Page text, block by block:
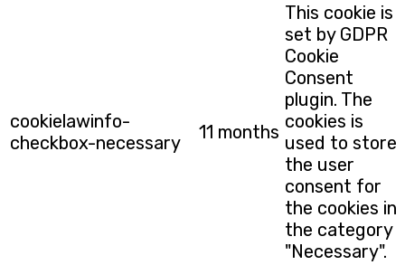
cookielawinfo-
checkbox-necessary
11 months
This cookie is
set by GDPR
Cookie
Consent
plugin. The
cookies is
used to store
the user
consent for
the cookies in
the category
"Necessary".